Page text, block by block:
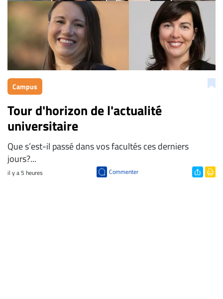
Campus
Tour d'horizon de l'actualité
universitaire
Que s’est-il passé dans vos facultés ces derniers
jours?...
il y a 5 heures Commenter